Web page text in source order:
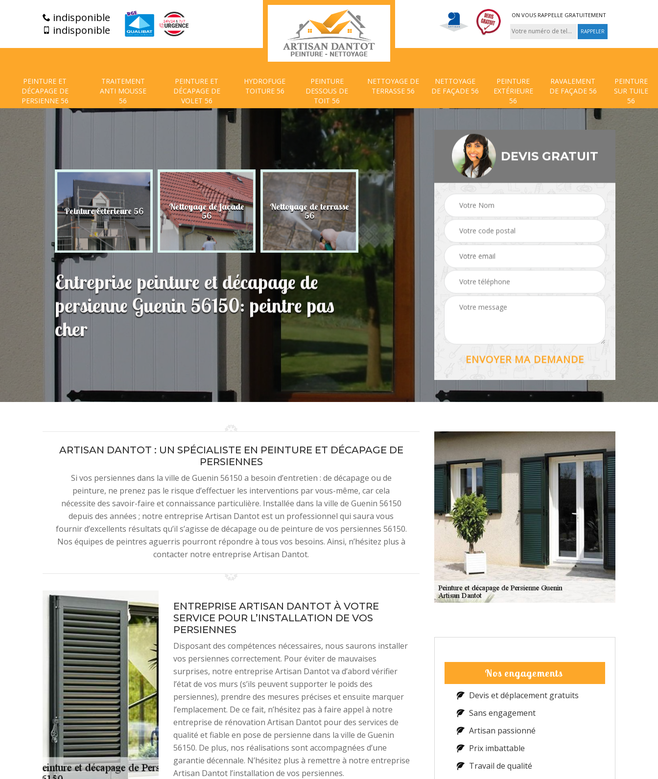
indisponible
indisponible
ON VOUS RAPPELLE GRATUITEMENT
PEINTURE ET
DÉCAPAGE DE
PERSIENNE 56
TRAITEMENT
ANTI MOUSSE
56
PEINTURE ET
DÉCAPAGE DE
VOLET 56
HYDROFUGE
TOITURE 56
PEINTURE
DESSOUS DE
TOIT 56
NETTOYAGE DE
TERRASSE 56
NETTOYAGE
DE FAÇADE 56
PEINTURE
EXTÉRIEURE
56
RAVALEMENT
DE FAÇADE 56
PEINTURE
SUR TUILE
56
Peinture Extérieure 56 Nettoyage de façade
56
Nettoyage de terrasse
56
Peinture dessous de Hydrofuge toiture 56 Traitement anti
Entreprise peinture et décapage de
persienne Guenin 56150: peintre pas
cher
DEVIS GRATUIT
ARTISAN DANTOT : UN SPÉCIALISTE EN PEINTURE ET DÉCAPAGE DE
PERSIENNES
Si vos persiennes dans la ville de Guenin 56150 a besoin d’entretien : de décapage ou de
peinture, ne prenez pas le risque d’effectuer les interventions par vous-même, car cela
nécessite des savoir-faire et connaissance particulière. Installée dans la ville de Guenin 56150
depuis des années ; notre entreprise Artisan Dantot est un professionnel qui saura vous
fournir d’excellents résultats qu’il s’agisse de décapage ou de peinture de vos persiennes 56150.
Nos équipes de peintres aguerris pourront répondre à tous vos besoins. Ainsi, n’hésitez plus à
contacter notre entreprise Artisan Dantot.
ENTREPRISE ARTISAN DANTOT À VOTRE
SERVICE POUR L’INSTALLATION DE VOS
PERSIENNES
Disposant des compétences nécessaires, nous saurons installer
vos persiennes correctement. Pour éviter de mauvaises
surprises, notre entreprise Artisan Dantot va d’abord vérifier
l’état de vos murs (s’ils peuvent supporter le poids des
persiennes), prendre des mesures précises et ensuite marquer
l’emplacement. De ce fait, n’hésitez pas à faire appel à notre
entreprise de rénovation Artisan Dantot pour des services de
qualité et fiable en pose de persienne dans la ville de Guenin
56150. De plus, nos réalisations sont accompagnées d’une
garantie décennale. N’hésitez plus à remettre à notre entreprise
Artisan Dantot l’installation de vos persiennes.
Nos engagements
Devis et déplacement gratuits
Sans engagement
Artisan passionné
Prix imbattable
Travail de qualité